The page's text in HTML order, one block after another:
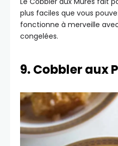
plus faciles que vous
fonctionne à merveille
congelées.
9. Cobbler aux